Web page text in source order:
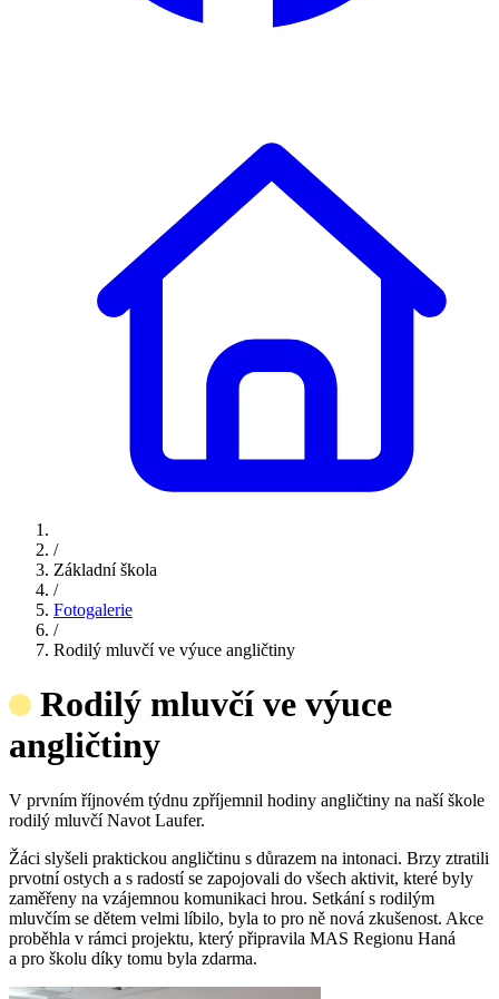
/
Základní škola
/
Fotogalerie
/
Rodilý mluvčí ve výuce angličtiny
Rodilý mluvčí ve výuce
angličtiny
V prvním říjnovém týdnu zpříjemnil hodiny angličtiny na naší škole
rodilý mluvčí Navot Laufer.
Žáci slyšeli praktickou angličtinu s důrazem na intonaci. Brzy ztratili
prvotní ostych a s radostí se zapojovali do všech aktivit, které byly
zaměřeny na vzájemnou komunikaci hrou. Setkání s rodilým
mluvčím se dětem velmi líbilo, byla to pro ně nová zkušenost. Akce
proběhla v rámci projektu, který připravila MAS Regionu Haná
a pro školu díky tomu byla zdarma.